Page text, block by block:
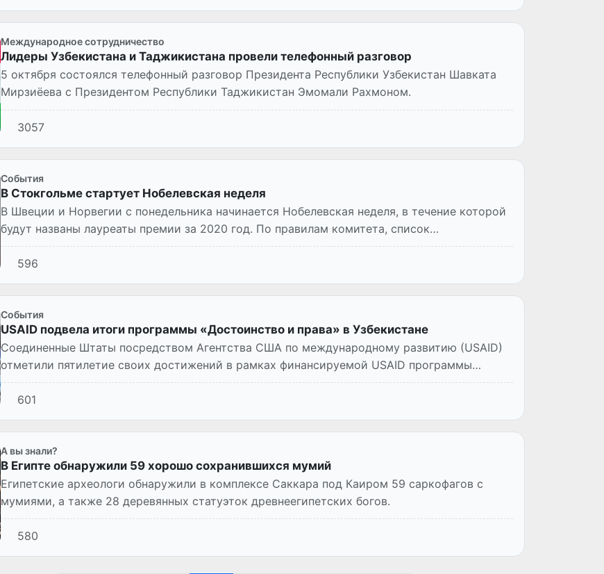
Международное сотрудничество
Лидеры Узбекистана и Таджикистана провели телефонный разговор
5 октября состоялся телефонный разговор Президента Республики Узбекистан Шавката
Мирзиёева с Президентом Республики Таджикистан Эмомали Рахмоном.
3057
Cобытия
В Стокгольме стартует Нобелевская неделя
В Швеции и Норвегии с понедельника начинается Нобелевская неделя, в течение которой
будут названы лауреаты премии за 2020 год. По правилам комитета, список
потенциальных кандидатов...
596
Cобытия
USAID подвела итоги программы «Достоинство и права» в Узбекистане
Соединенные Штаты посредством Агентства США по международному развитию (USAID)
отметили пятилетие своих достижений в рамках финансируемой USAID программы
«Достоинство и права / Про...
601
А вы знали?
В Египте обнаружили 59 хорошо сохранившихся мумий
Египетские археологи обнаружили в комплексе Саккара под Каиром 59 саркофагов с
мумиями, а также 28 деревянных статуэток древнеегипетских богов.
580